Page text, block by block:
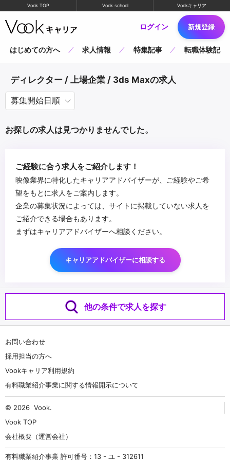
Vook TOP Vook school Vookキャリア
ログイン 新規登録
はじめての方へ 求人情報 特集記事 転職体験記
ディレクター / 上場企業 / 3ds Maxの求人
お探しの求人は見つかりませんでした。
ご経験に合う求人をご紹介します！
映像業界に特化したキャリアアドバイザーが、ご経験やご希
望をもとに求人をご案内します。
企業の募集状況によっては、サイトに掲載していない求人を
ご紹介できる場合もあります。
まずはキャリアアドバイザーへ相談ください。
キャリアアドバイザーに相談する
他の条件で求人を探す
お問い合わせ
採用担当の方へ
Vookキャリア利用規約
有料職業紹介事業に関する情報開示について
© 2026 Vook.
Vook TOP
会社概要（運営会社）
有料職業紹介事業 許可番号：13 - ユ - 312611